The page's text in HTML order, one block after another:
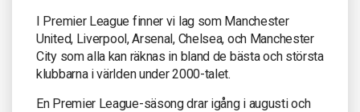
I Premier League finner vi lag som Manchester
United, Liverpool, Arsenal, Chelsea, och Manchester
City som alla kan räknas in bland de bästa och största
klubbarna i världen under 2000-talet.
En Premier League-säsong drar igång i augusti och